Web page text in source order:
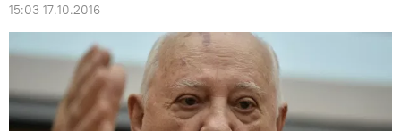
15:03 17.10.2016